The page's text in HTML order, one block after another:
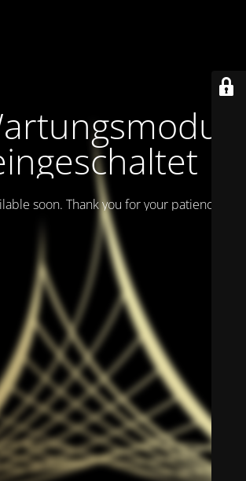
soon. Thank you for your patience!